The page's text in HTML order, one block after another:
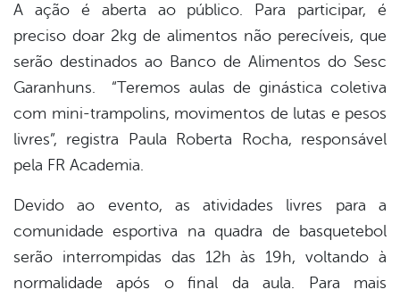
A ação é aberta ao público. Para participar, é
preciso doar 2kg de alimentos não perecíveis, que
serão destinados ao Banco de Alimentos do Sesc
Garanhuns. “Teremos aulas de ginástica coletiva
com mini-trampolins, movimentos de lutas e pesos
livres”, registra Paula Roberta Rocha, responsável
pela FR Academia.
Devido ao evento, as atividades livres para a
comunidade esportiva na quadra de basquetebol
serão interrompidas das 12h às 19h, voltando à
normalidade após o final da aula. Para mais